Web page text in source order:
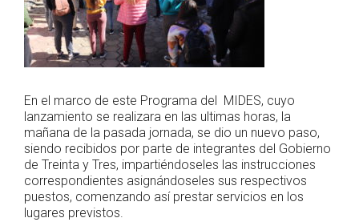
En el marco de este Programa del MIDES, cuyo
lanzamiento se realizara en las ultimas horas, la
mañana de la pasada jornada, se dio un nuevo paso,
siendo recibidos por parte de integrantes del Gobierno
de Treinta y Tres, impartiéndoseles las instrucciones
correspondientes asignándoseles sus respectivos
puestos, comenzando así prestar servicios en los
lugares previstos.